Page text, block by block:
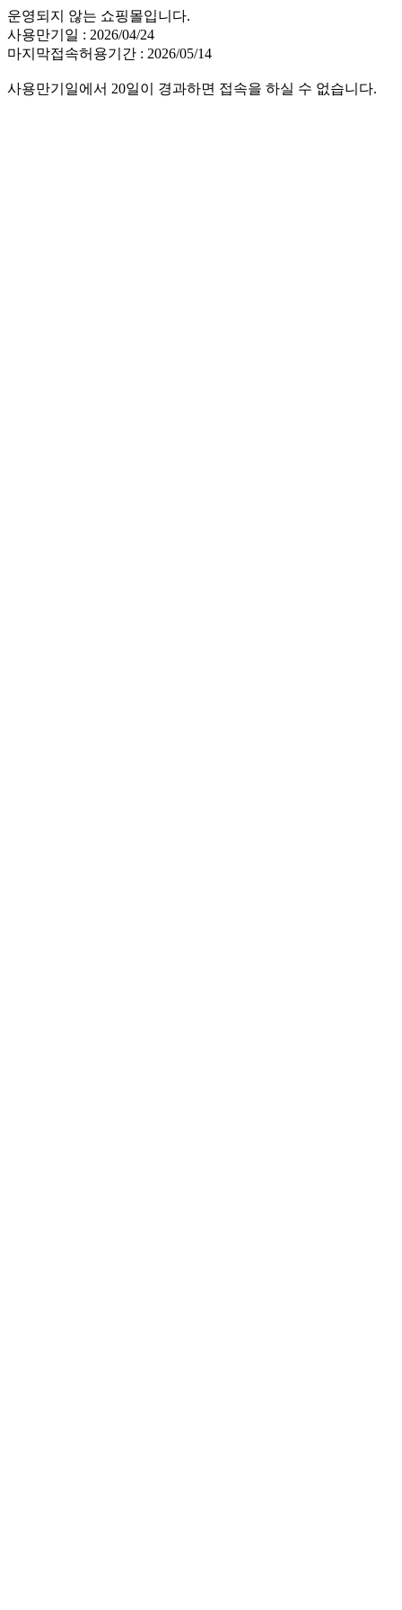
운영되지 않는 쇼핑몰입니다.
사용만기일 : 2026/04/24
마지막접속허용기간 : 2026/05/14
사용만기일에서 20일이 경과하면 접속을 하실 수 없습니다.